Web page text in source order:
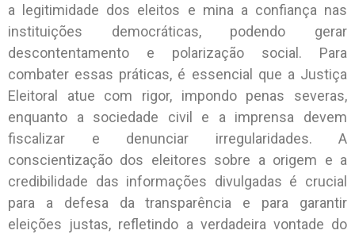
a legitimidade dos eleitos e mina a confiança nas
instituições democráticas, podendo gerar
descontentamento e polarização social. Para
combater essas práticas, é essencial que a Justiça
Eleitoral atue com rigor, impondo penas severas,
enquanto a sociedade civil e a imprensa devem
fiscalizar e denunciar irregularidades. A
conscientização dos eleitores sobre a origem e a
credibilidade das informações divulgadas é crucial
para a defesa da transparência e para garantir
eleições justas, refletindo a verdadeira vontade do